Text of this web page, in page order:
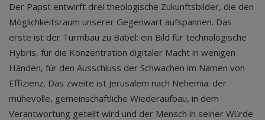
Der Papst entwirft drei theologische Zukunftsbilder, die den
Möglichkeitsraum unserer Gegenwart aufspannen. Das
erste ist der Turmbau zu Babel: ein Bild für technologische
Hybris, für die Konzentration digitaler Macht in wenigen
Händen, für den Ausschluss der Schwachen im Namen von
Effizienz. Das zweite ist Jerusalem nach Nehemia: der
mühevolle, gemeinschaftliche Wiederaufbau, in dem
Verantwortung geteilt wird und der Mensch in seiner Würde